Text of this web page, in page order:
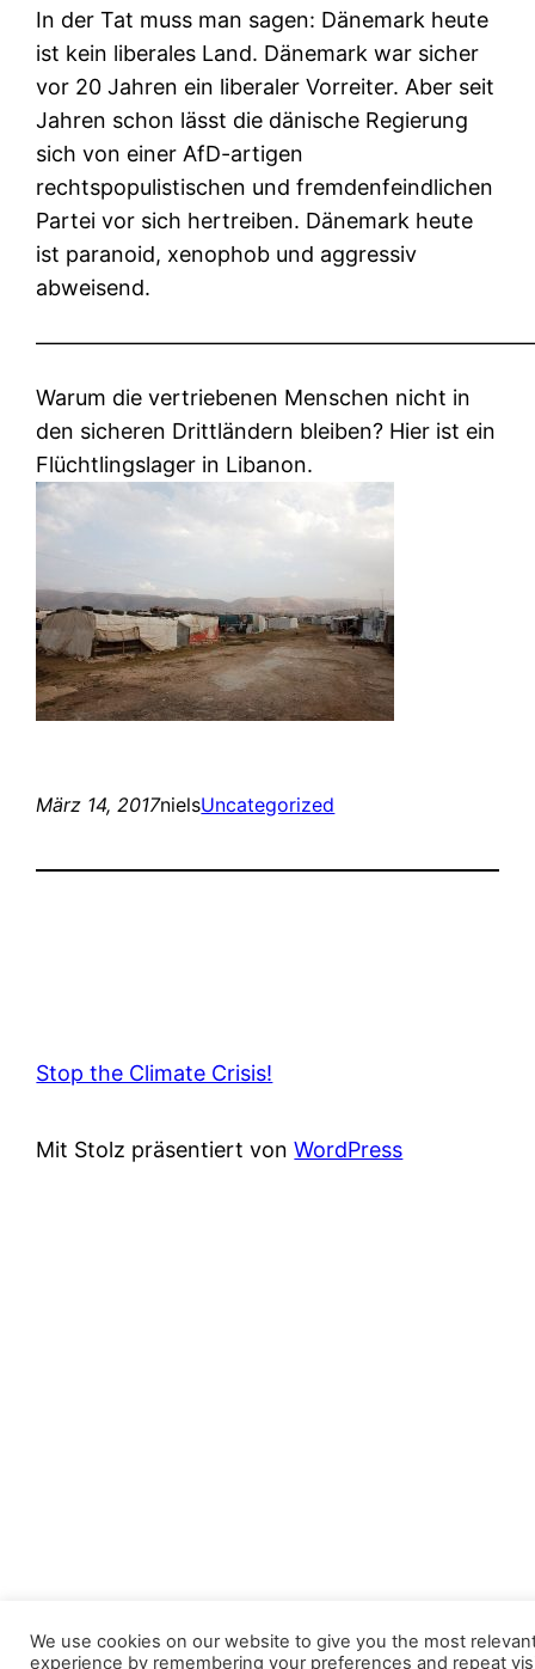
In der Tat muss man sagen: Dänemark heute
ist kein liberales Land. Dänemark war sicher
vor 20 Jahren ein liberaler Vorreiter. Aber seit
Jahren schon lässt die dänische Regierung
sich von einer AfD-artigen
rechtspopulistischen und fremdenfeindlichen
Partei vor sich hertreiben. Dänemark heute
ist paranoid, xenophob und aggressiv
abweisend.
Warum die vertriebenen Menschen nicht in
den sicheren Drittländern bleiben? Hier ist ein
Flüchtlingslager in Libanon.
März 14, 2017nielsUncategorized
Stop the Climate Crisis!
Mit Stolz präsentiert vonWordPress
We use cookies on our website to give you the most
experience by remembering your preferences and repeat